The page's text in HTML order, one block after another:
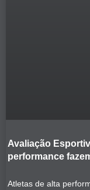
Avaliação
performance
Atletas de alta